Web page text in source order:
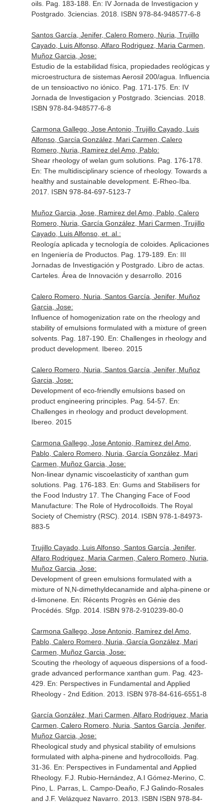
oils. Pag. 183-188. En: IV Jornada de Investigacion y
Postgrado. 3ciencias. 2018. ISBN 978-84-948577-6-8
Santos García, Jenifer, Calero Romero, Nuria, Trujillo
Cayado, Luis Alfonso, Alfaro Rodriguez, Maria Carmen,
Muñoz Garcia, Jose:
Estudio de la estabilidad física, propiedades reológicas y
microestructura de sistemas Aerosil 200/agua. Influencia
de un tensioactivo no iónico. Pag. 171-175. En: IV
Jornada de Investigacion y Postgrado. 3ciencias. 2018.
ISBN 978-84-948577-6-8
Carmona Gallego, Jose Antonio, Trujillo Cayado, Luis
Alfonso, García González, Mari Carmen, Calero
Romero, Nuria, Ramirez del Amo, Pablo:
Shear rheology of welan gum solutions. Pag. 176-178.
En: The multidisciplinary science of rheology. Towards a
healthy and sustainable development. E-Rheo-Iba.
2017. ISBN 978-84-697-5123-7
Muñoz Garcia, Jose, Ramirez del Amo, Pablo, Calero
Romero, Nuria, García González, Mari Carmen, Trujillo
Cayado, Luis Alfonso, et. al.:
Reología aplicada y tecnología de coloides. Aplicaciones
en Ingeniería de Productos. Pag. 179-189. En: III
Jornadas de Investigación y Postgrado. Libro de actas.
Carteles. Área de Innovación y desarrollo. 2016
Calero Romero, Nuria, Santos García, Jenifer, Muñoz
Garcia, Jose:
Influence of homogenization rate on the rheology and
stability of emulsions formulated with a mixture of green
solvents. Pag. 187-190. En: Challenges in rheology and
product development. Ibereo. 2015
Calero Romero, Nuria, Santos García, Jenifer, Muñoz
Garcia, Jose:
Development of eco-friendly emulsions based on
product engineering principles. Pag. 54-57. En:
Challenges in rheology and product development.
Ibereo. 2015
Carmona Gallego, Jose Antonio, Ramirez del Amo,
Pablo, Calero Romero, Nuria, García González, Mari
Carmen, Muñoz Garcia, Jose:
Non-linear dynamic viscoelasticity of xanthan gum
solutions. Pag. 176-183. En: Gums and Stabilisers for
the Food Industry 17. The Changing Face of Food
Manufacture: The Role of Hydrocolloids. The Royal
Society of Chemistry (RSC). 2014. ISBN 978-1-84973-
883-5
Trujillo Cayado, Luis Alfonso, Santos García, Jenifer,
Alfaro Rodriguez, Maria Carmen, Calero Romero, Nuria,
Muñoz Garcia, Jose:
Development of green emulsions formulated with a
mixture of N,N-dimethyldecanamide and alpha-pinene or
d-limonene. En: Récents Progrès en Génie des
Procédés. Sfgp. 2014. ISBN 978-2-910239-80-0
Carmona Gallego, Jose Antonio, Ramirez del Amo,
Pablo, Calero Romero, Nuria, García González, Mari
Carmen, Muñoz Garcia, Jose:
Scouting the rheology of aqueous dispersions of a food-
grade advanced performance xanthan gum. Pag. 423-
429. En: Perspectives in Fundamental and Applied
Rheology - 2nd Edition . 2013. ISBN 978-84-616-6551-8
García González, Mari Carmen, Alfaro Rodriguez, Maria
Carmen, Calero Romero, Nuria, Santos García, Jenifer,
Muñoz Garcia, Jose:
Rheological study and physical stability of emulsions
formulated with alpha-pinene and hydrocolloids. Pag.
31-36. En: Perspectives in Fundamental and Applied
Rheology. F.J. Rubio-Hernández, A.I Gómez-Merino, C.
Pino, L. Parras, L. Campo-Deaño, F.J Galindo-Rosales
and J.F. Velázquez Navarro. 2013. ISBN ISBN 978-84-